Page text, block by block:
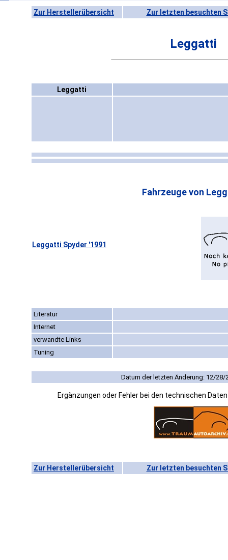
Zur Herstellerübersicht Zur letzten besuchten
Leggatti
Leggatti
Fahrzeuge von
Leggatti Spyder '1991
Literatur
Internet
verwandte Links
Tuning
Datum der letzten Änderung: 12/28/
Ergänzungen oder Fehler bei den technischen
Zur Herstellerübersicht Zur letzten besuchten